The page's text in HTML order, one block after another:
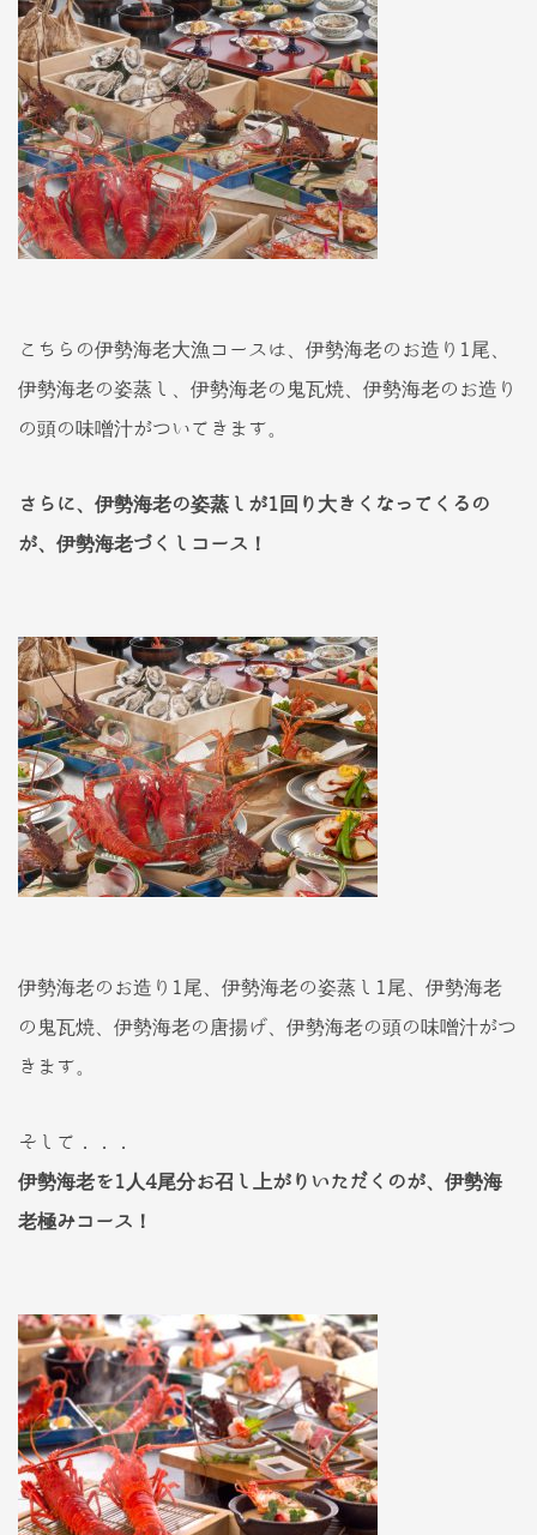
こちらの伊勢海老大漁コースは、伊勢海老のお造り1尾、
伊勢海老の姿蒸し、伊勢海老の鬼瓦焼、伊勢海老のお造り
の頭の味噌汁がついてきます。
さらに、伊勢海老の姿蒸しが1回り大きくなってくるの
が、伊勢海老づくしコース！
伊勢海老のお造り1尾、伊勢海老の姿蒸し1尾、伊勢海老
の鬼瓦焼、伊勢海老の唐揚げ、伊勢海老の頭の味噌汁がつ
きます。
そして．．．
伊勢海老を1人4尾分お召し上がりいただくのが、伊勢海
老極みコース！